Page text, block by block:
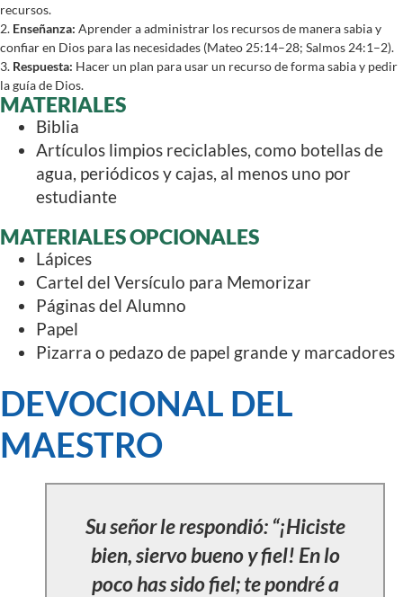
recursos.
2. Enseñanza: Aprender a administrar los recursos de manera sabia y
confiar en Dios para las necesidades (Mateo 25:14–28; Salmos 24:1–2).
3. Respuesta: Hacer un plan para usar un recurso de forma sabia y pedir
la guía de Dios.
MATERIALES
Biblia
Artículos limpios reciclables, como botellas de
agua, periódicos y cajas, al menos uno por
estudiante
MATERIALES OPCIONALES
Lápices
Cartel del Versículo para Memorizar
Páginas del Alumno
Papel
Pizarra o pedazo de papel grande y marcadores
DEVOCIONAL DEL
MAESTRO
Su señor le respondió: “¡Hiciste
bien, siervo bueno y fiel! En lo
poco has sido fiel; te pondré a